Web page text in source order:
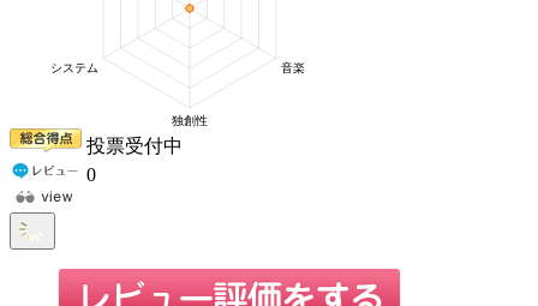
投票受付中
0